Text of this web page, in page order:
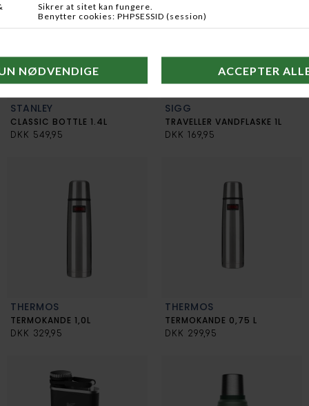
STANLEY
CLASSIC BOTTLE 1.4L
DKK 549,95
SIGG
TRAVELLER VANDFLASKE 1L
DKK 169,95
THERMOS
TERMOKANDE 1,0L
DKK 329,95
THERMOS
TERMOKANDE 0,75 L
DKK 299,95